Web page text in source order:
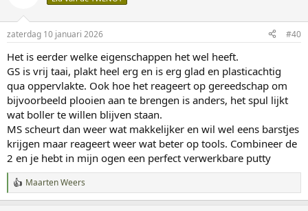
zaterdag 10 januari 2026 #40
Het is eerder welke eigenschappen het wel heeft.
GS is vrij taai, plakt heel erg en is erg glad en plasticachtig
qua oppervlakte. Ook hoe het reageert op gereedschap om
bijvoorbeeld plooien aan te brengen is anders, het spul lijkt
wat boller te willen blijven staan.
MS scheurt dan weer wat makkelijker en wil wel eens barstjes
krijgen maar reageert weer wat beter op tools. Combineer de
2 en je hebt in mijn ogen een perfect verwerkbare putty
W
a
Maarten Weers